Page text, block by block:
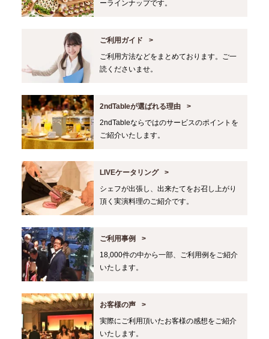
ーラインナップです。
ご利用ガイド
ご利用方法などをまとめております。ご一
読くださいませ。
2ndTableが選ばれる理由
2ndTableならではのサービスのポイントを
ご紹介いたします。
LIVEケータリング
シェフが出張し、出来たてをお召し上がり
頂く実演料理のご紹介です。
ご利用事例
18,000件の中から一部、ご利用例をご紹介
いたします。
お客様の声
実際にご利用頂いたお客様の感想をご紹介
いたします。